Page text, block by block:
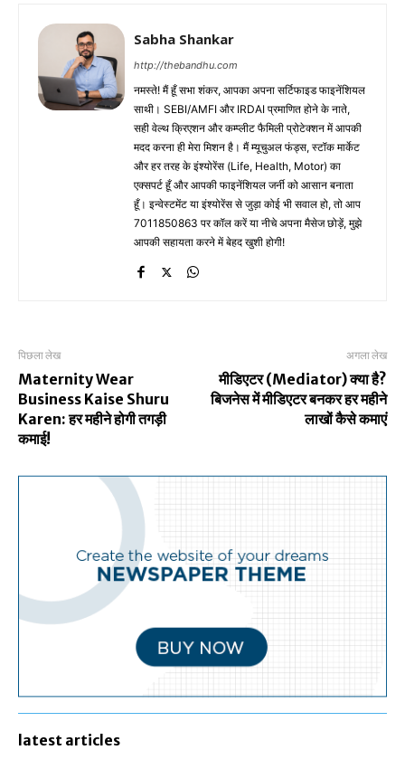
Sabha Shankar
http://thebandhu.com
नमस्ते! मैं हूँ सभा शंकर, आपका अपना सर्टिफाइड फाइनेंशियल
साथी। SEBI/AMFI और IRDAI प्रमाणित होने के नाते,
सही वेल्थ क्रिएशन और कम्प्लीट फैमिली प्रोटेक्शन में आपकी
मदद करना ही मेरा मिशन है। मैं म्यूचुअल फंड्स, स्टॉक मार्केट
और हर तरह के इंश्योरेंस (Life, Health, Motor) का
एक्सपर्ट हूँ और आपकी फाइनेंशियल जर्नी को आसान बनाता
हूँ। इन्वेस्टमेंट या इंश्योरेंस से जुड़ा कोई भी सवाल हो, तो आप
7011850863 पर कॉल करें या नीचे अपना मैसेज छोड़ें, मुझे
आपकी सहायता करने में बेहद खुशी होगी!
पिछला लेख
Maternity Wear
Business Kaise Shuru
Karen: हर महीने होगी तगड़ी
कमाई!
अगला लेख
मीडिएटर (Mediator) क्या है?
बिजनेस में मीडिएटर बनकर हर महीने
लाखों कैसे कमाएं
latest articles